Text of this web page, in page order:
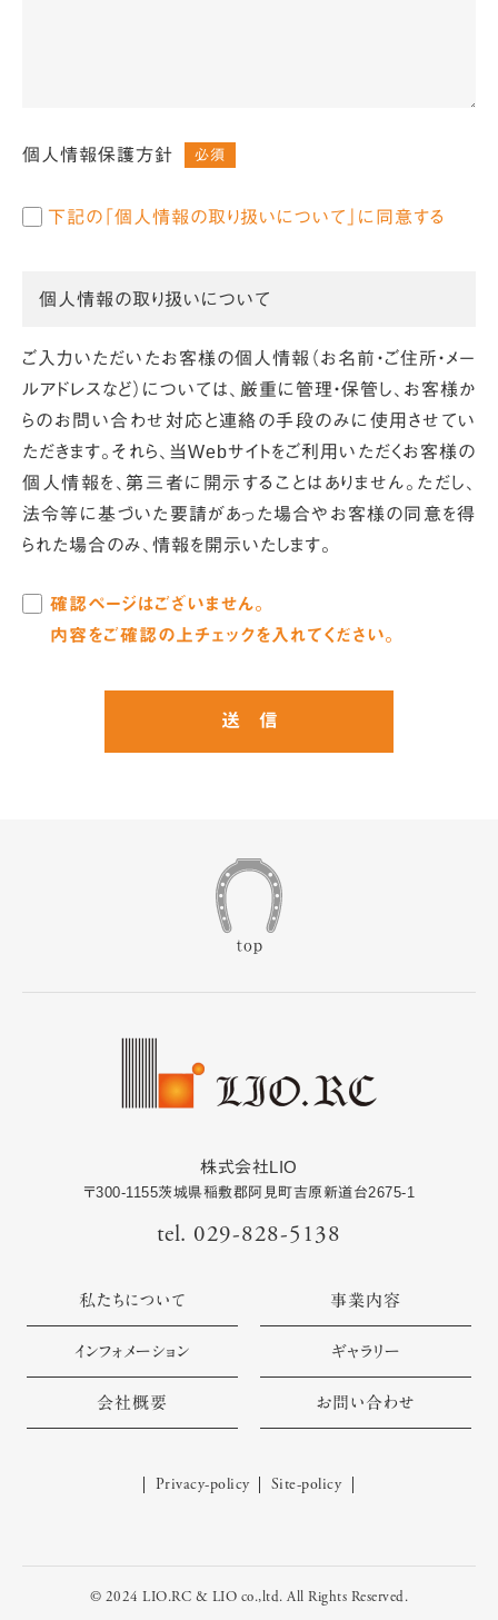
個人情報保護方針 必須
下記の「個人情報の取り扱いについて」に同意する
個人情報の取り扱いについて
ご入力いただいたお客様の個人情報（お名前・ご住所・メー
ルアドレスなど）については、厳重に管理・保管し、お客様か
らのお問い合わせ対応と連絡の手段のみに使用させてい
ただきます。それら、当Webサイトをご利用いただくお客様の
個人情報を、第三者に開示することはありません。ただし、
法令等に基づいた要請があった場合やお客様の同意を得
られた場合のみ、情報を開示いたします。
確認ページはございません。
内容をご確認の上チェックを入れてください。
株式会社LIO
〒300-1155茨城県稲敷郡阿見町吉原新道台2675-1
tel. 029-828-5138
私たちについて 事業内容
インフォメーション ギャラリー
会社概要 お問い合わせ
Privacy-policy Site-policy
© 2024 LIO.RC & LIO co.,ltd. All Rights Reserved.